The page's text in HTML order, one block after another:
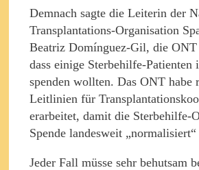
Demnach sagte die Leiterin der
Transplantations-Organisation
Beatriz Domínguez-Gil, die ONT
dass einige Sterbehilfe-Patienten
spenden wollten. Das ONT habe
Leitlinien für
erarbeitet, damit die Sterbehilfe-
Spende landesweit
Jeder Fall müsse sehr behutsam